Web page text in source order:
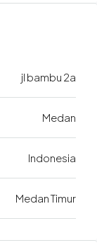
jl bambu 2a
Medan
Indonesia
Medan Timur